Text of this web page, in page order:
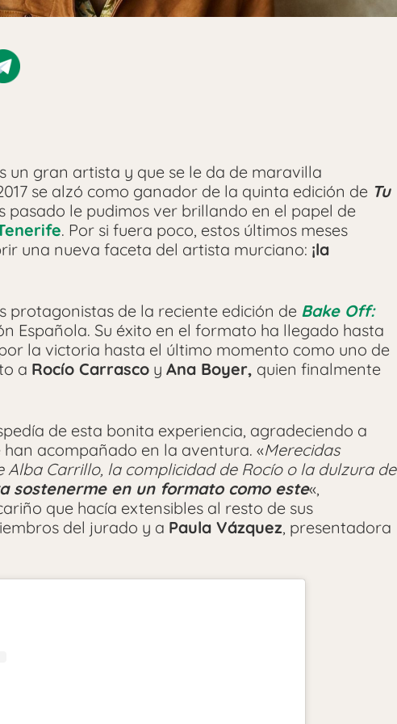
un gran artista y que se le da de maravilla
se alzó como ganador de la quinta edición de Tu
pasado le pudimos ver brillando en el papel de
. Por si fuera poco, estos últimos meses
una nueva faceta del artista murciano: ¡la
protagonistas de la reciente edición de Bake Off:
Española. Su éxito en el formato ha llegado hasta
la victoria hasta el último momento como uno de
a Rocío Carrasco y Ana Boyer, quien finalmente
de esta bonita experiencia, agradeciendo a
acompañado en la aventura. «Merecidas
Alba Carrillo, la complicidad de Rocío o la dulzura de
sostenerme en un formato como este«,
que hacía extensibles al resto de sus
del jurado y a Paula Vázquez, presentadora